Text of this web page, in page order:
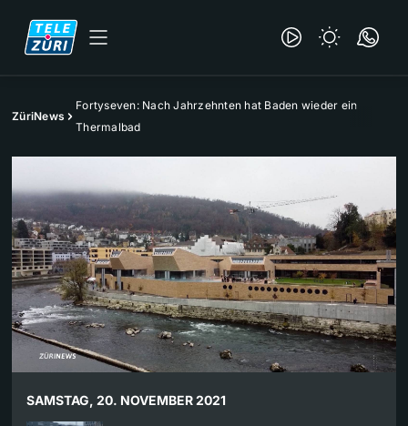
ZüriNews
Fortyseven: Nach Jahrzehnten hat Baden wieder ein
Thermalbad
SAMSTAG, 20. NOVEMBER 2021